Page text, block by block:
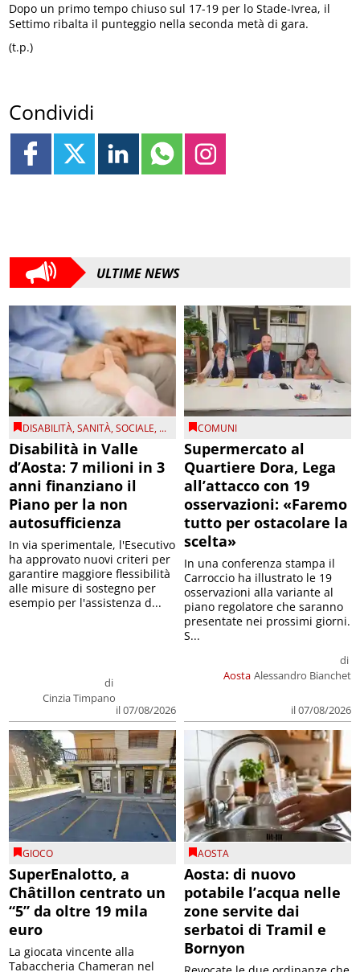
Dopo un primo tempo chiuso sul 17-19 per lo Stade-Ivrea, il
Settimo ribalta il punteggio nella seconda metà di gara.
(t.p.)
Condividi
ULTIME NEWS
DISABILITÀ,SANITÀ,SOCIALE, ...
Disabilità in Valle
d’Aosta: 7 milioni in 3
anni finanziano il
Piano per la non
autosufficienza
di
Cinzia Timpano
il 07/08/2026
In via sperimentale, l'Esecutivo
ha approvato nuovi criteri per
garantire maggiore flessibilità
alle misure di sostegno per
esempio per l'assistenza d...
COMUNI
Supermercato al
Quartiere Dora, Lega
all’attacco con 19
osservazioni: «Faremo
tutto per ostacolare la
scelta»
Aosta
di
Alessandro Bianchet
il 07/08/2026
In una conferenza stampa il
Carroccio ha illustrato le 19
osservazioni alla variante al
piano regolatore che saranno
presentate nei prossimi giorni.
S...
GIOCO
SuperEnalotto, a
Châtillon centrato un
“5” da oltre 19 mila
euro
La giocata vincente alla
Tabaccheria Chameran nel
AOSTA
Aosta: di nuovo
potabile l’acqua nelle
zone servite dai
serbatoi di Tramil e
Bornyon